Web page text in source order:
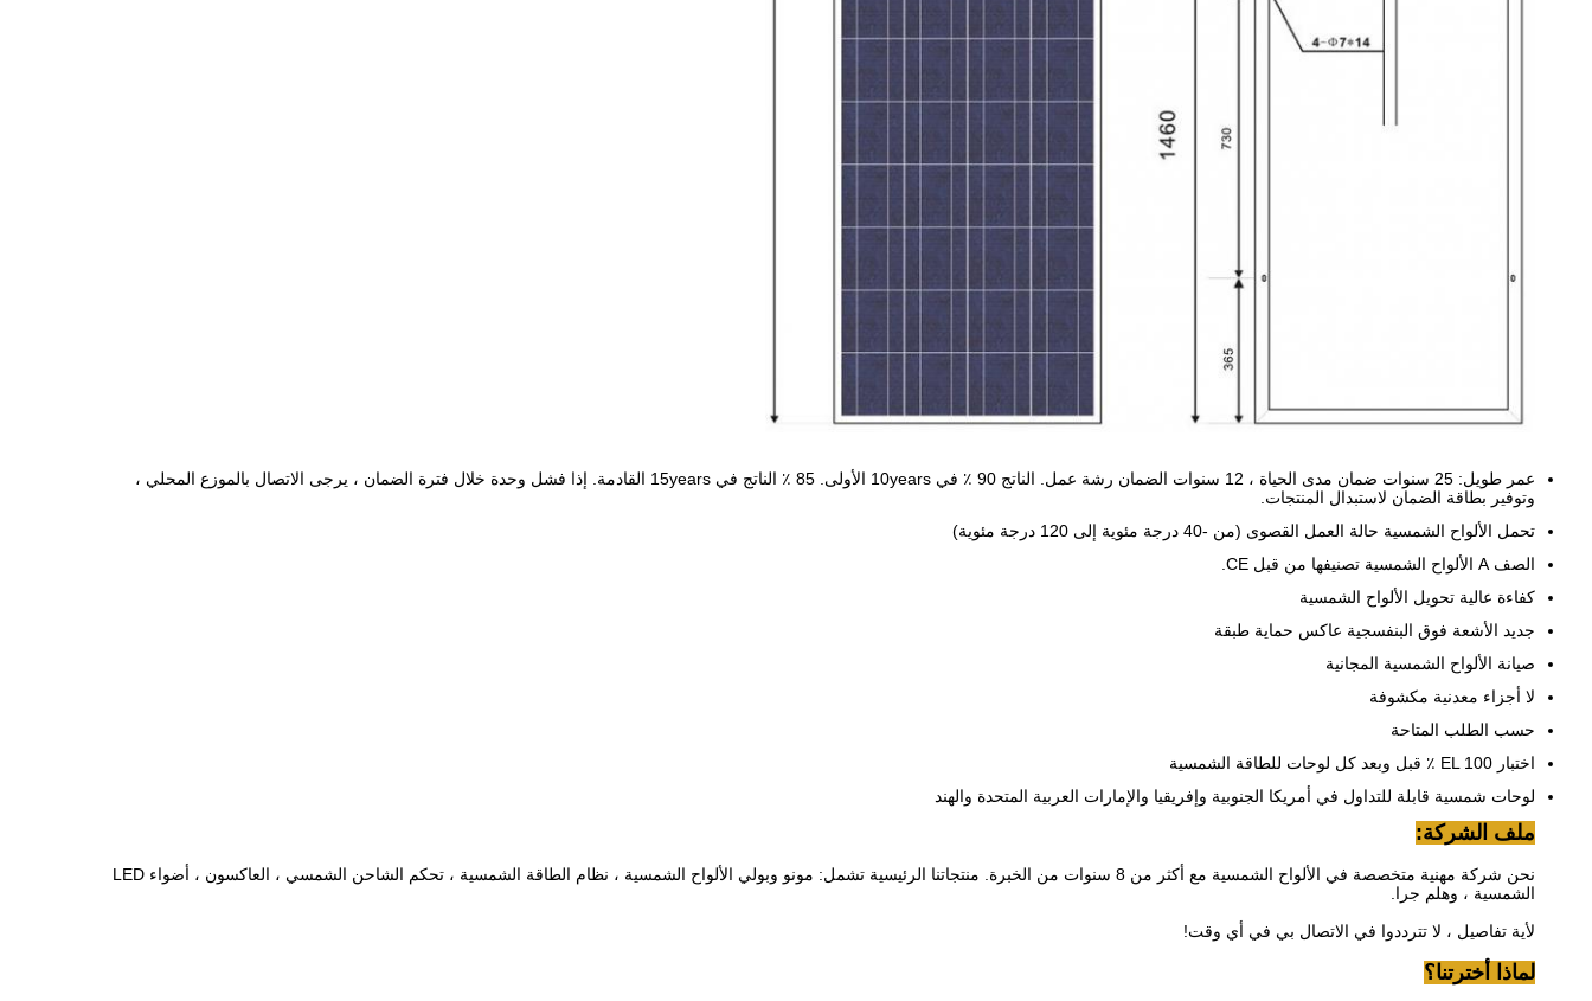
عمر طويل: 25 سنوات ضمان مدى الحياة ، 12 سنوات الضمان رشة عمل. الناتج 90 ٪ في 10years الأولى. 85 ٪ الناتج في 15years القادمة. إذا فشل وحدة خلال فترة الضمان ، يرجى الاتصال بالموزع المحلي ،
وتوفير بطاقة الضمان لاستبدال المنتجات.
تحمل الألواح الشمسية حالة العمل القصوى (من -40 درجة مئوية إلى 120 درجة مئوية)
الصف A الألواح الشمسية تصنيفها من قبل CE.
كفاءة عالية تحويل الألواح الشمسية
جديد الأشعة فوق البنفسجية عاكس حماية طبقة
صيانة الألواح الشمسية المجانية
لا أجزاء معدنية مكشوفة
حسب الطلب المتاحة
اختبار EL 100 ٪ قبل وبعد كل لوحات للطاقة الشمسية
لوحات شمسية قابلة للتداول في أمريكا الجنوبية وإفريقيا والإمارات العربية المتحدة والهند
ملف الشركة:
نحن شركة مهنية متخصصة في الألواح الشمسية مع أكثر من 8 سنوات من الخبرة. منتجاتنا الرئيسية تشمل: مونو وبولي الألواح الشمسية ، نظام الطاقة الشمسية ، تحكم الشاحن الشمسي ، العاكسون ، أضواء LED
الشمسية ، وهلم جرا.
لأية تفاصيل ، لا تترددوا في الاتصال بي في أي وقت!
لماذا أخترتنا؟